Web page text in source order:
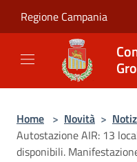
Regione Campania
Home > Novità >
Autostazione AIR: 13
disponibili.